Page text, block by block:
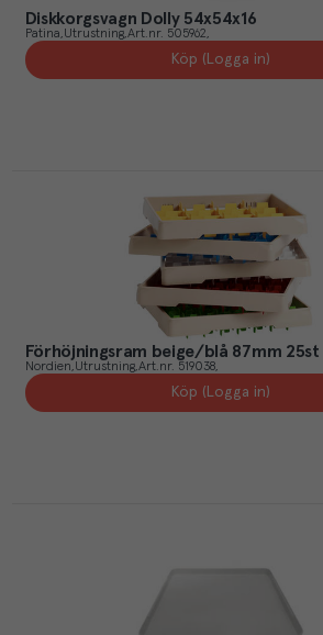
Diskkorgsvagn Dolly 54x54x16
Patina Utrustning Art.nr. 505962
Köp (Logga in)
Förhöjningsram beige/blå 87mm
Nordien Utrustning Art.nr. 519038
Köp (Logga in)